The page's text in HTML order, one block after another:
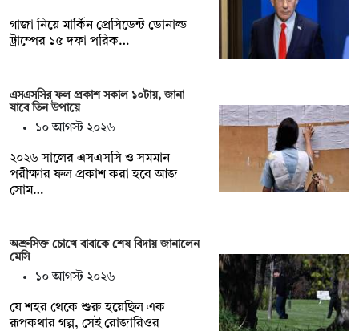
গাজা নিয়ে মার্কিন প্রেসিডেন্ট ডোনাল্ড
ট্রাম্পের ১৫ দফা পরিক…
এসএসসির ফল প্রকাশ সকাল ১০টায়, জানা
যাবে তিন উপায়ে
১০ আগস্ট ২০২৬
২০২৬ সালের এসএসসি ও সমমান
পরীক্ষার ফল প্রকাশ করা হবে আজ
সোম…
অশ্রুসিক্ত চোখে বাবাকে শেষ বিদায় জানালেন
মেসি
১০ আগস্ট ২০২৬
যে শহর থেকে শুরু হয়েছিল এক
রূপকথার গল্প, সেই রোজারিওর